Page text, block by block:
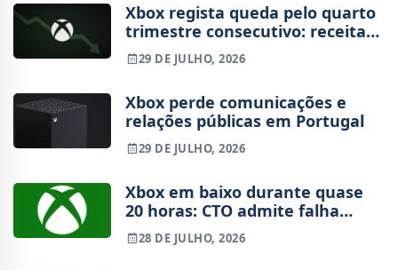
Xbox regista queda pelo quarto
trimestre consecutivo: receitas
de hardware e conteúdo em
queda
29 DE JULHO, 2026
Xbox perde comunicações e
relações públicas em Portugal
29 DE JULHO, 2026
Xbox em baixo durante quase
20 horas: CTO admite falha
"inaceitável" e explica o que
correu mal
28 DE JULHO, 2026